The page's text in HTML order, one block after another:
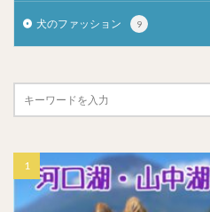
犬のファッション 9